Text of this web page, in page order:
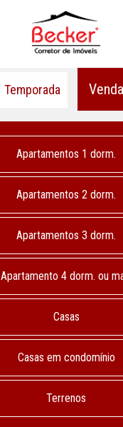
Temporada Venda
Apartamentos 1 dorm.
Apartamentos 2 dorm.
Apartamentos 3 dorm.
Apartamento 4 dorm. ou
Casas
Casas em condomínio
Terrenos